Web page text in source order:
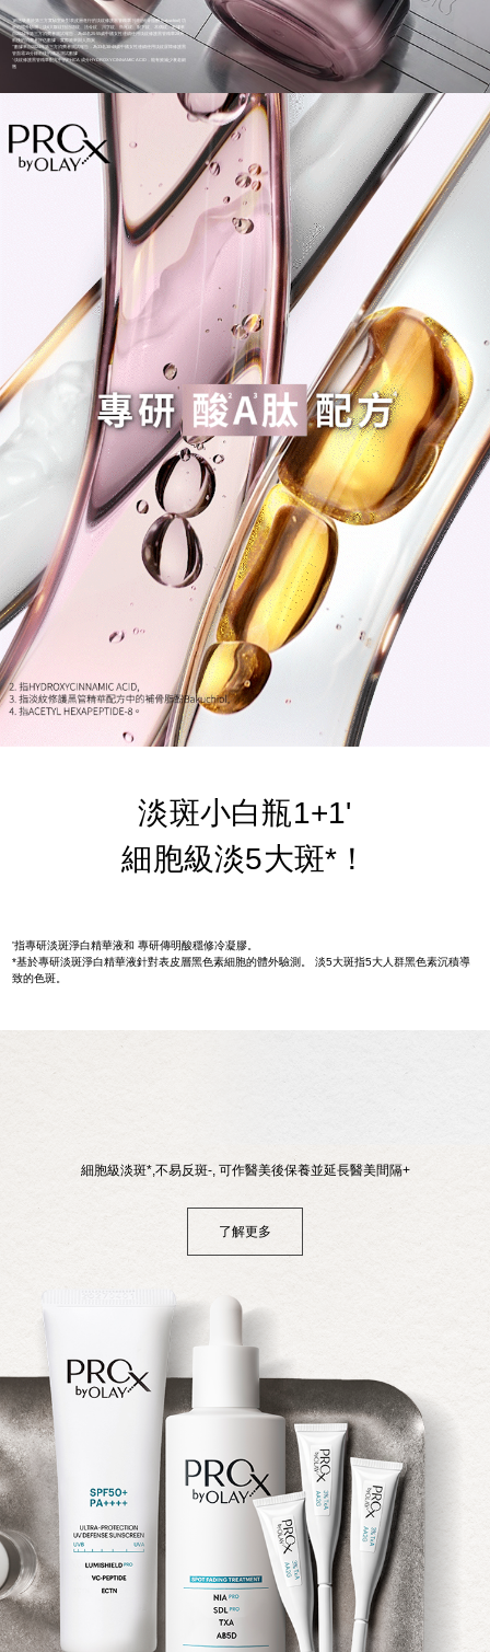
`細胞級基於第三方實驗室針對表皮層進行的淡紋修護黑管精華 原料(補骨脂酚 Bakuchiol) 功
效的體外驗測，淡6大皺紋指抬頭紋、法令紋、川字紋、魚尾紋、眼下紋、木偶紋。數據來
自2024年第三方消費者測試報告，為40名25-55歲中國女性連續使用淡紋修護黑管精華28天
前後的消費者評估數據，實際效果因人而異
''數據來自2024年第三方消費者測試報告，為33名30-49歲中國女性連續使用淡紋屏障修護黑
管面霜15分鐘前後的儀器測試數據
'-淡紋修護黑管精華配方中的PHCA 成分HYDROXYCINNAMIC ACID，能有效減少衰老細
胞
淡斑小白瓶1+1'
細胞級淡5大斑*！
'指專研淡斑淨白精華液和 專研傳明酸穩修冷凝膠。
*基於專研淡斑淨白精華液針對表皮層黑色素細胞的體外驗測。 淡5大斑指5大人群黑色素沉積導
致的色斑。
細胞級淡斑*,不易反斑-, 可作醫美後保養並延長醫美間隔+
了解更多